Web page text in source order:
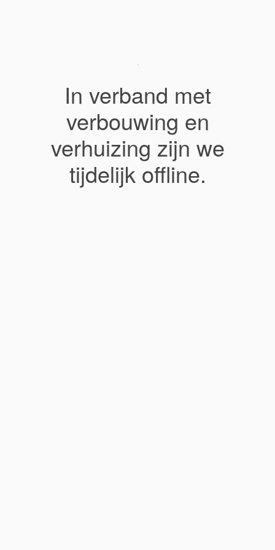
In verband met
verbouwing en
verhuizing zijn we
tijdelijk offline.